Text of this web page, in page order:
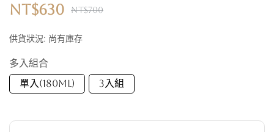
NT$630 NT$700
供貨狀況: 尚有庫存
多入組合
單入(180ML)
3入組